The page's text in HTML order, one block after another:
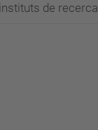
instituts de recerca